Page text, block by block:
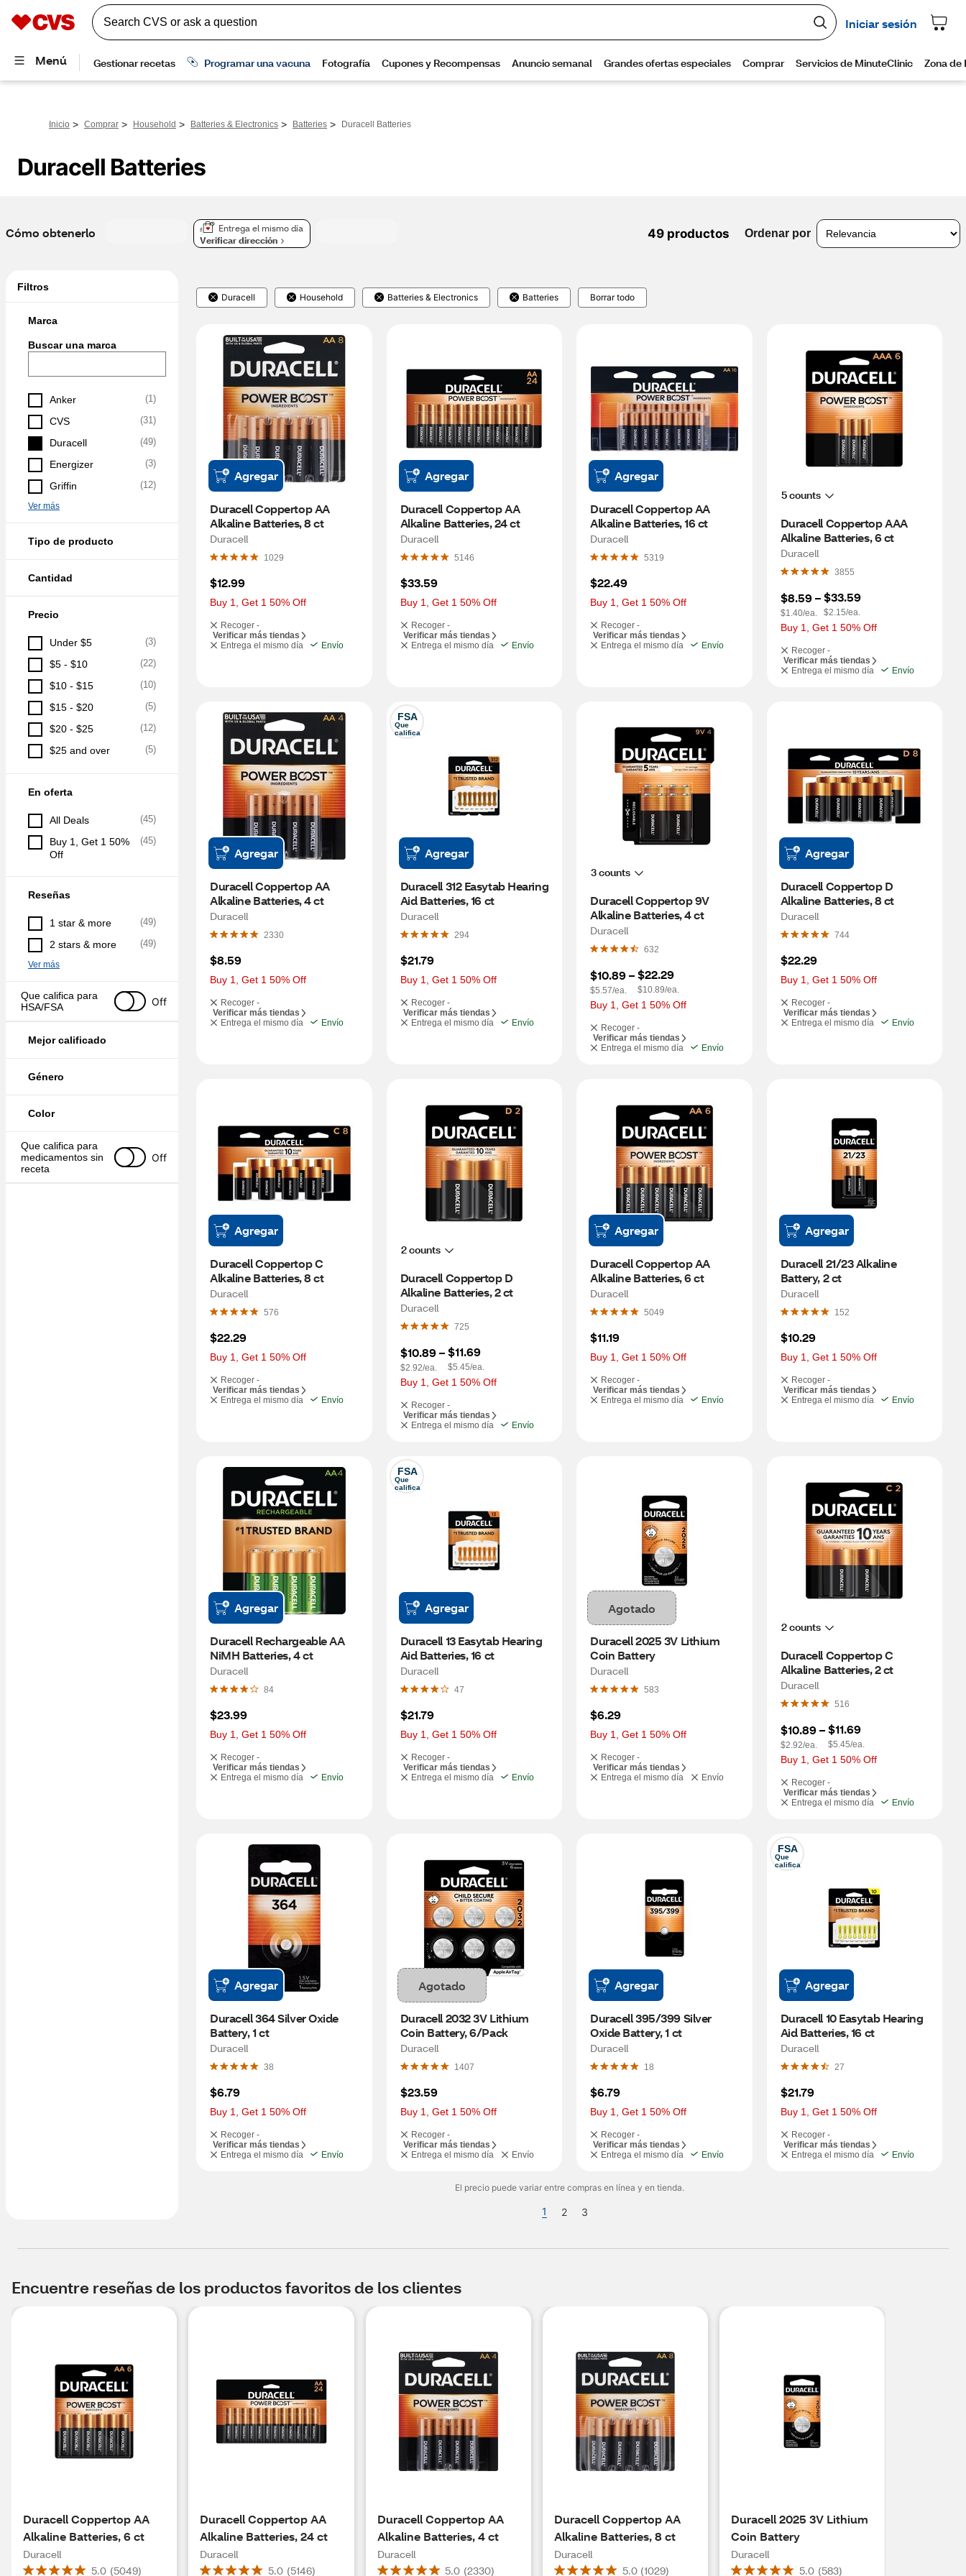
Inicio > Comprar > Household > Batteries & Electronics > Batteries > Duracell Batteries
Duracell Batteries
Cómo obtenerlo
Entrega el mismo día
Verificar dirección
49 productos Ordenar por
Filtros
Marca
Buscar una marca
Anker (1)
CVS (31)
Duracell (49)
Energizer (3)
Griffin (12)
Ver más
Tipo de producto
Cantidad
Precio
Under $5 (3)
$5 - $10 (22)
$10 - $15 (10)
$15 - $20 (5)
$20 - $25 (12)
$25 and over (5)
En oferta
All Deals (45)
Buy 1, Get 1 50%
Off
(45)
Reseñas
1 star & more (49)
2 stars & more (49)
Ver más
Que califica para
HSA/FSA
Off
Mejor calificado
Género
Color
Que califica para
medicamentos sin
receta
Off
Duracell Household Batteries & Electronics Batteries Borrar todo
Agregar
Duracell Coppertop AA
Alkaline Batteries, 8 ct
Duracell
1029
$12.99
Buy 1, Get 1 50% Off
Recoger -
Verificar más tiendas
Entrega el mismo día
Envío
Agregar
Duracell Coppertop AA
Alkaline Batteries, 24 ct
Duracell
5146
$33.59
Buy 1, Get 1 50% Off
Recoger -
Verificar más tiendas
Entrega el mismo día
Envío
Agregar
Duracell Coppertop AA
Alkaline Batteries, 16 ct
Duracell
5319
$22.49
Buy 1, Get 1 50% Off
Recoger -
Verificar más tiendas
Entrega el mismo día
Envío
5 counts
Duracell Coppertop AAA
Alkaline Batteries, 6 ct
Duracell
3855
$8.59 –
$1.40/ea.
$33.59
$2.15/ea.
Buy 1, Get 1 50% Off
Recoger -
Verificar más tiendas
Entrega el mismo día
Envío
Agregar
Duracell Coppertop AA
Alkaline Batteries, 4 ct
Duracell
2330
$8.59
Buy 1, Get 1 50% Off
Recoger -
Verificar más tiendas
Entrega el mismo día
Envío
FSA
Que
califica
Agregar
Duracell 312 Easytab Hearing
Aid Batteries, 16 ct
Duracell
294
$21.79
Buy 1, Get 1 50% Off
Recoger -
Verificar más tiendas
Entrega el mismo día
Envío
3 counts
Duracell Coppertop 9V
Alkaline Batteries, 4 ct
Duracell
632
$10.89 –
$5.57/ea.
$22.29
$10.89/ea.
Buy 1, Get 1 50% Off
Recoger -
Verificar más tiendas
Entrega el mismo día
Envío
Agregar
Duracell Coppertop D
Alkaline Batteries, 8 ct
Duracell
744
$22.29
Buy 1, Get 1 50% Off
Recoger -
Verificar más tiendas
Entrega el mismo día
Envío
Agregar
Duracell Coppertop C
Alkaline Batteries, 8 ct
Duracell
576
$22.29
Buy 1, Get 1 50% Off
Recoger -
Verificar más tiendas
Entrega el mismo día
Envío
2 counts
Duracell Coppertop D
Alkaline Batteries, 2 ct
Duracell
725
$10.89 –
$2.92/ea.
$11.69
$5.45/ea.
Buy 1, Get 1 50% Off
Recoger -
Verificar más tiendas
Entrega el mismo día
Envío
Agregar
Duracell Coppertop AA
Alkaline Batteries, 6 ct
Duracell
5049
$11.19
Buy 1, Get 1 50% Off
Recoger -
Verificar más tiendas
Entrega el mismo día
Envío
Agregar
Duracell 21/23 Alkaline
Battery, 2 ct
Duracell
152
$10.29
Buy 1, Get 1 50% Off
Recoger -
Verificar más tiendas
Entrega el mismo día
Envío
Agregar
Duracell Rechargeable AA
NiMH Batteries, 4 ct
Duracell
84
$23.99
Buy 1, Get 1 50% Off
Recoger -
Verificar más tiendas
Entrega el mismo día
Envío
FSA
Que
califica
Agregar
Duracell 13 Easytab Hearing
Aid Batteries, 16 ct
Duracell
47
$21.79
Buy 1, Get 1 50% Off
Recoger -
Verificar más tiendas
Entrega el mismo día
Envío
Agotado
Duracell 2025 3V Lithium
Coin Battery
Duracell
583
$6.29
Buy 1, Get 1 50% Off
Recoger -
Verificar más tiendas
Entrega el mismo día
Envío
2 counts
Duracell Coppertop C
Alkaline Batteries, 2 ct
Duracell
516
$10.89 –
$2.92/ea.
$11.69
$5.45/ea.
Buy 1, Get 1 50% Off
Recoger -
Verificar más tiendas
Entrega el mismo día
Envío
Agregar
Duracell 364 Silver Oxide
Battery, 1 ct
Duracell
38
$6.79
Buy 1, Get 1 50% Off
Recoger -
Verificar más tiendas
Entrega el mismo día
Envío
Agotado
Duracell 2032 3V Lithium
Coin Battery, 6/Pack
Duracell
1407
$23.59
Buy 1, Get 1 50% Off
Recoger -
Verificar más tiendas
Entrega el mismo día
Envío
Agregar
Duracell 395/399 Silver
Oxide Battery, 1 ct
Duracell
18
$6.79
Buy 1, Get 1 50% Off
Recoger -
Verificar más tiendas
Entrega el mismo día
Envío
FSA
Que
califica
Agregar
Duracell 10 Easytab Hearing
Aid Batteries, 16 ct
Duracell
27
$21.79
Buy 1, Get 1 50% Off
Recoger -
Verificar más tiendas
Entrega el mismo día
Envío
El precio puede variar entre compras en línea y en tienda.
1 2 3
Encuentre reseñas de los productos favoritos de los clientes
Duracell Coppertop AA
Alkaline Batteries, 6 ct
Duracell
5.0 (5049)
Duracell Coppertop AA
Alkaline Batteries, 24 ct
Duracell
5.0 (5146)
Duracell Coppertop AA
Alkaline Batteries, 4 ct
Duracell
5.0 (2330)
Duracell Coppertop AA
Alkaline Batteries, 8 ct
Duracell
5.0 (1029)
Duracell 2025 3V Lithium
Coin Battery
Duracell
5.0 (583)